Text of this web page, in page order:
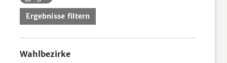
Ergebnisse filtern
Wahlbezirke